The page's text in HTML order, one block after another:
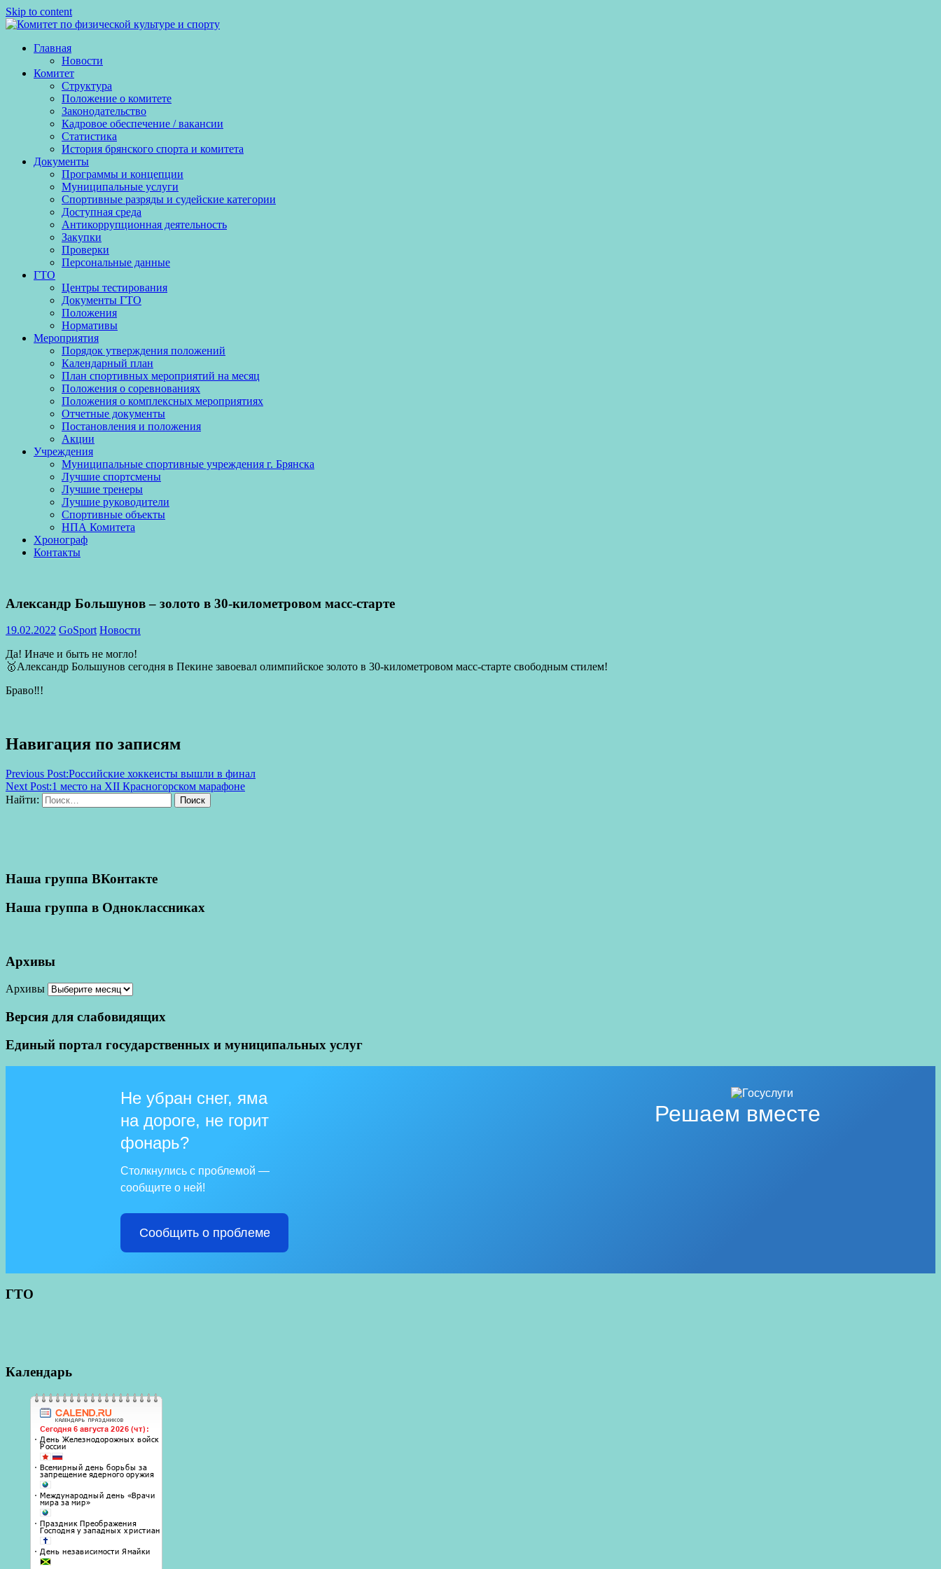
Skip to content
Главная
Новости
Комитет
Структура
Положение о комитете
Законодательство
Кадровое обеспечение / вакансии
Статистика
История брянского спорта и комитета
Документы
Программы и концепции
Муниципальные услуги
Спортивные разряды и судейские категории
Доступная среда
Антикоррупционная деятельность
Закупки
Проверки
Персональные данные
ГТО
Центры тестирования
Документы ГТО
Положения
Нормативы
Мероприятия
Порядок утверждения положений
Календарный план
План спортивных мероприятий на месяц
Положения о соревнованиях
Положения о комплексных мероприятиях
Отчетные документы
Постановления и положения
Акции
Учреждения
Муниципальные спортивные учреждения г. Брянска
Лучшие спортсмены
Лучшие тренеры
Лучшие руководители
Спортивные объекты
НПА Комитета
Хронограф
Контакты
Александр Большунов – золото в 30-километровом масс-старте
19.02.2022 GoSport Новости
Да! Иначе и быть не могло!
🥇Александр Большунов сегодня в Пекине завоевал олимпийское золото в 30-километровом масс-старте свободным стилем!
Браво‼️!
Навигация по записям
Previous Post:Российские хоккеисты вышли в финал
Next Post:1 место на XII Красногорском марафоне
Найти:
Поиск
Наша группа ВКонтакте
Наша группа в Одноклассниках
Архивы
Архивы
Версия для слабовидящих
Единый портал государственных и муниципальных услуг
Решаем вместе
Не убран снег, яма
на дороге, не горит
фонарь?
Столкнулись с проблемой —
сообщите о ней!
Сообщить о проблеме
ГТО
Календарь